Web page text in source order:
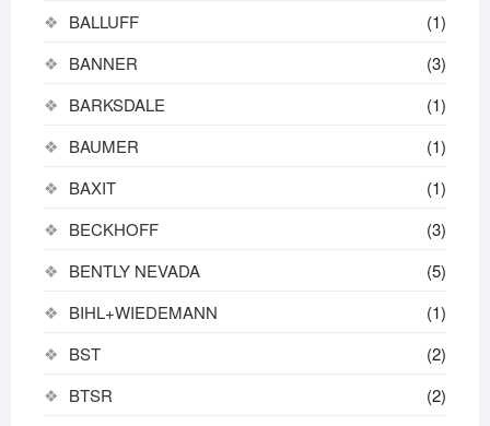
BALLUFF
(1)
BANNER
(3)
BARKSDALE
(1)
BAUMER
(1)
BAXIT
(1)
BECKHOFF
(3)
BENTLY NEVADA
(5)
BIHL+WIEDEMANN
(1)
BST
(2)
BTSR
(2)